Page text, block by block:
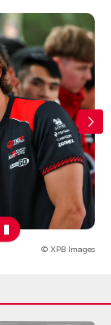
© XPB Images